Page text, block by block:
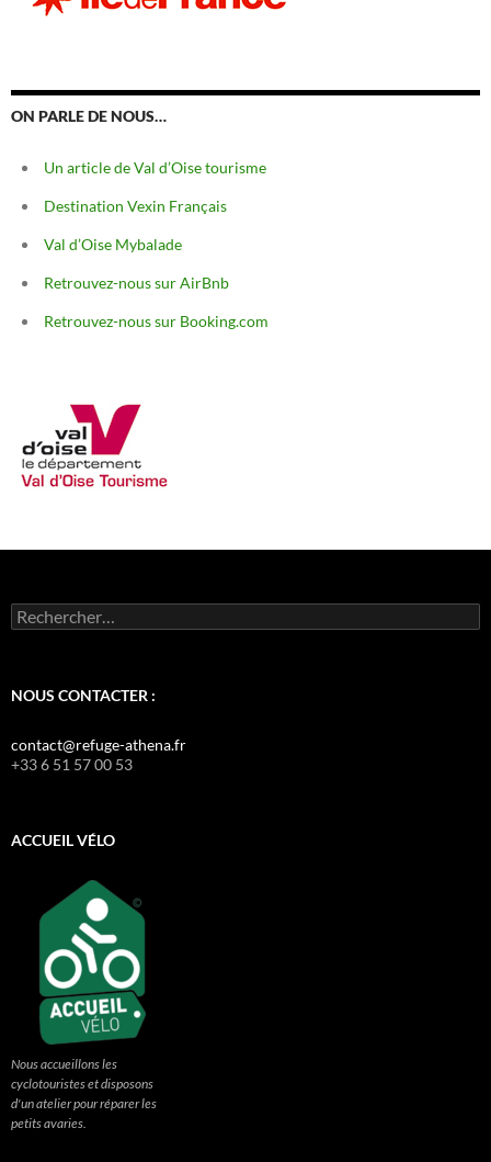
ON PARLE DE NOUS…
Un article de Val d’Oise tourisme
Destination Vexin Français
Val d’Oise Mybalade
Retrouvez-nous sur AirBnb
Retrouvez-nous sur Booking.com
Rechercher :
NOUS CONTACTER :
contact@refuge-athena.fr
+33 6 51 57 00 53
ACCUEIL VÉLO
Nous accueillons les
cyclotouristes et disposons
d'un atelier pour réparer les
petits avaries.